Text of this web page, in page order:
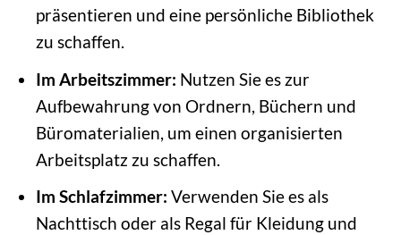
präsentieren und eine persönliche Bibliothek
zu schaffen.
Im Arbeitszimmer: Nutzen Sie es zur
Aufbewahrung von Ordnern, Büchern und
Büromaterialien, um einen organisierten
Arbeitsplatz zu schaffen.
Im Schlafzimmer: Verwenden Sie es als
Nachttisch oder als Regal für Kleidung und